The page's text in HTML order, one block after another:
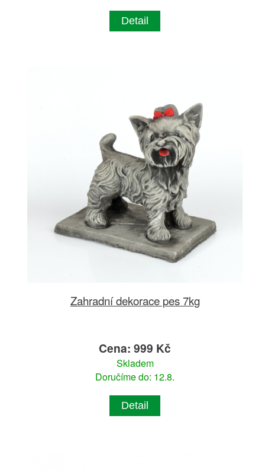
Detail
Zahradní dekorace pes 7kg
Cena: 999 Kč
Skladem
Doručíme do: 12.8.
Detail